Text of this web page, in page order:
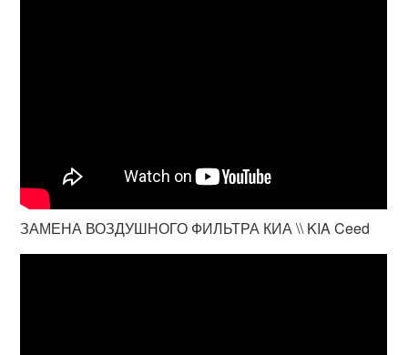
ЗАМЕНА ВОЗДУШНОГО ФИЛЬТРА КИА \\ KIA Ceed